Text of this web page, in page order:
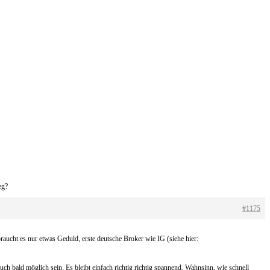
#1175
es nur etwas Geduld, erste deutsche Broker wie IG (siehe hier:
bald möglich sein. Es bleibt einfach richtig richtig spannend. Wahnsinn, wie schnell